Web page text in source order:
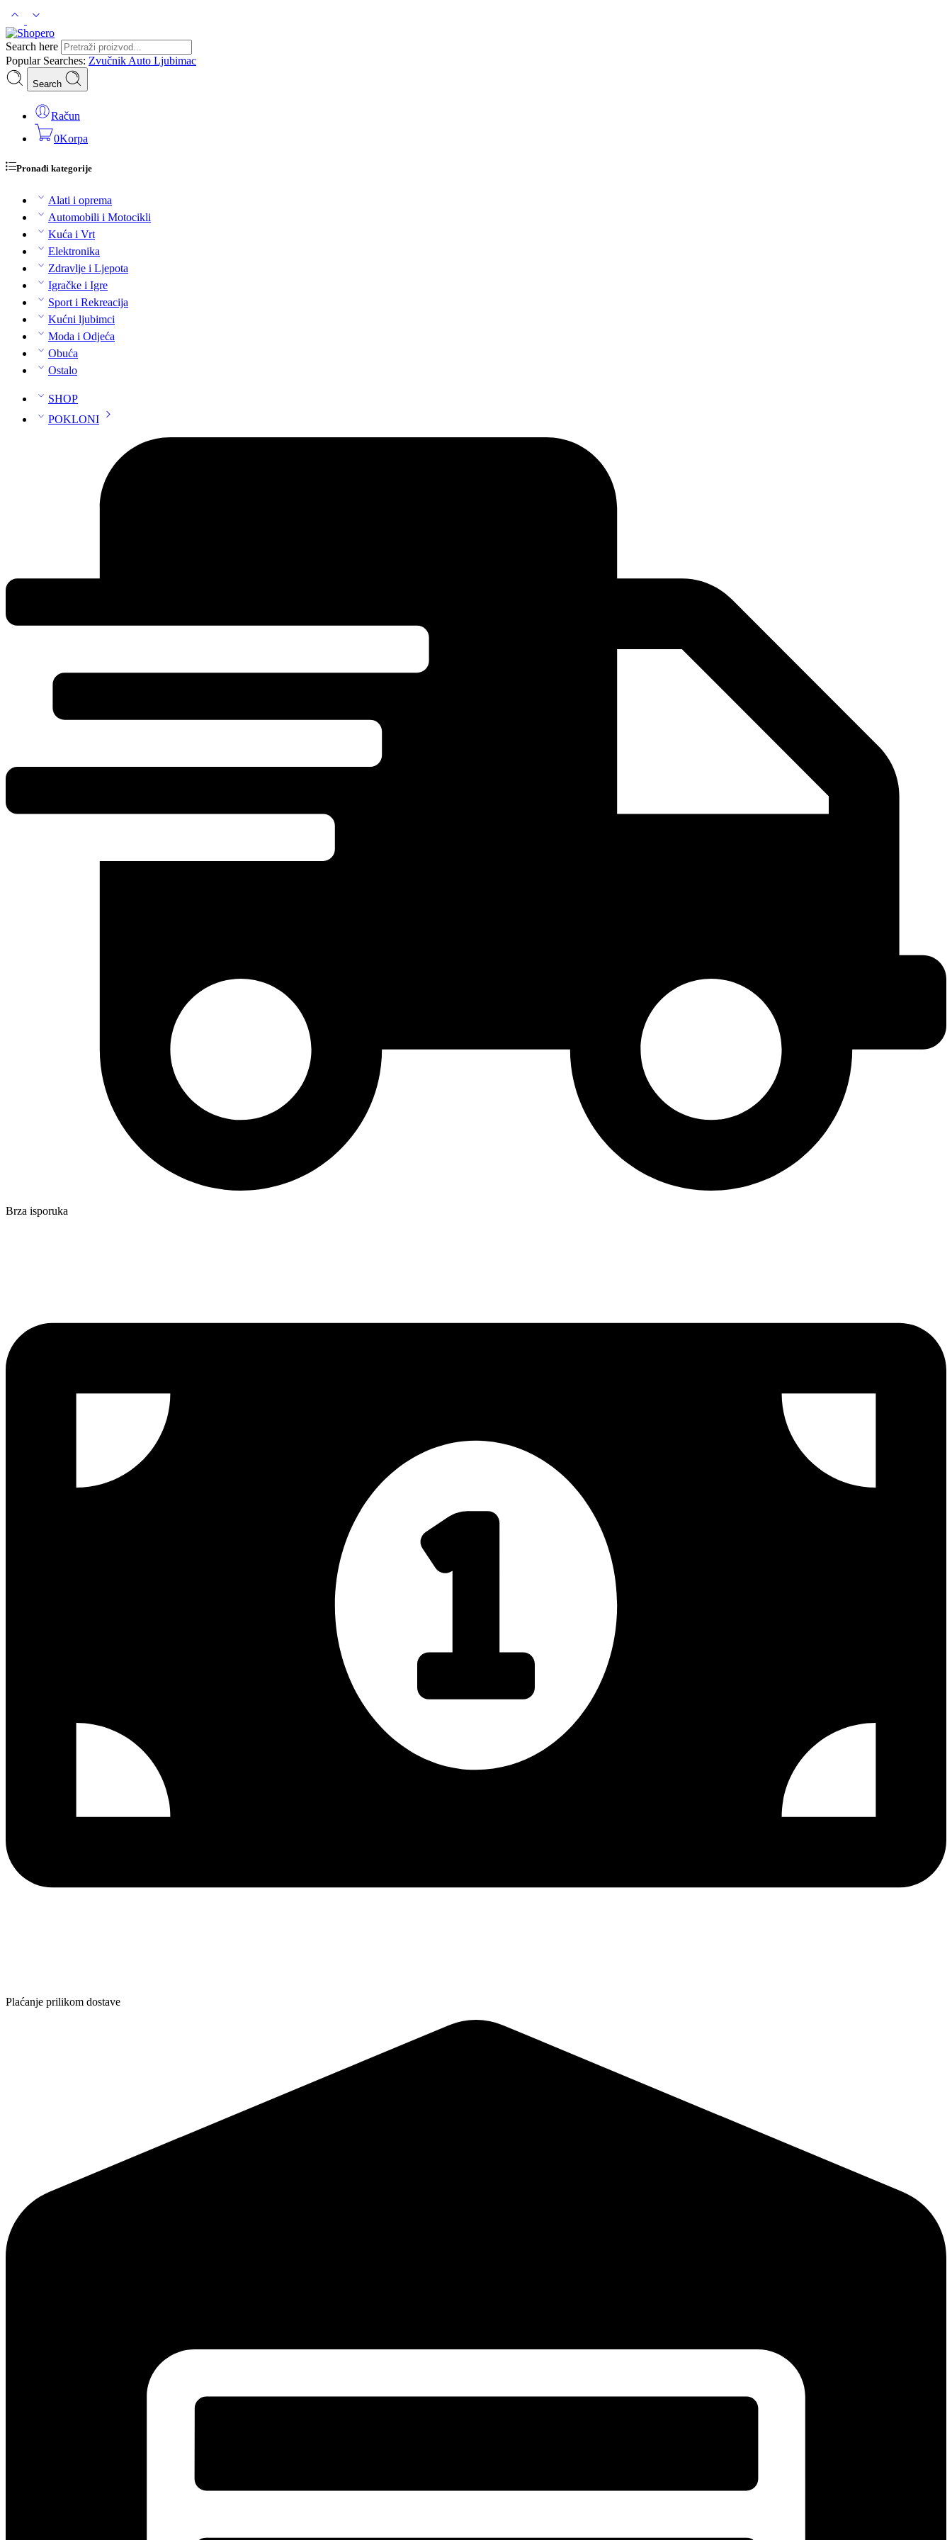
Search here
Popular Searches: Zvučnik Auto Ljubimac
Search
Račun
0Korpa
Pronađi kategorije
Alati i oprema
Automobili i Motocikli
Kuća i Vrt
Elektronika
Zdravlje i Ljepota
Igračke i Igre
Sport i Rekreacija
Kućni ljubimci
Moda i Odjeća
Obuća
Ostalo
SHOP
POKLONI
Brza isporuka
Plaćanje prilikom dostave